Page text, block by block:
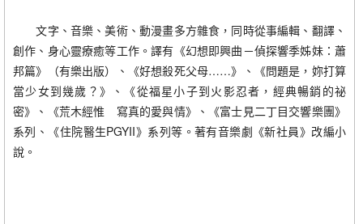
文字、音樂、美術、動漫畫多方雜食，同時從事編輯、翻譯、
創作、身心靈療癒等工作。譯有《幻想即興曲－偵探響季姊妹：蕭
邦篇》（有樂出版）、《好想殺死父母……》、《問題是，妳打算
當少女到幾歲？》、《從福星小子到火影忍者，經典暢銷的祕
密》、《荒木經惟 寫真的愛與情》、《富士見二丁目交響樂團》
系列、《住院醫生PGYII》系列等。著有音樂劇《新社員》改編小
說。